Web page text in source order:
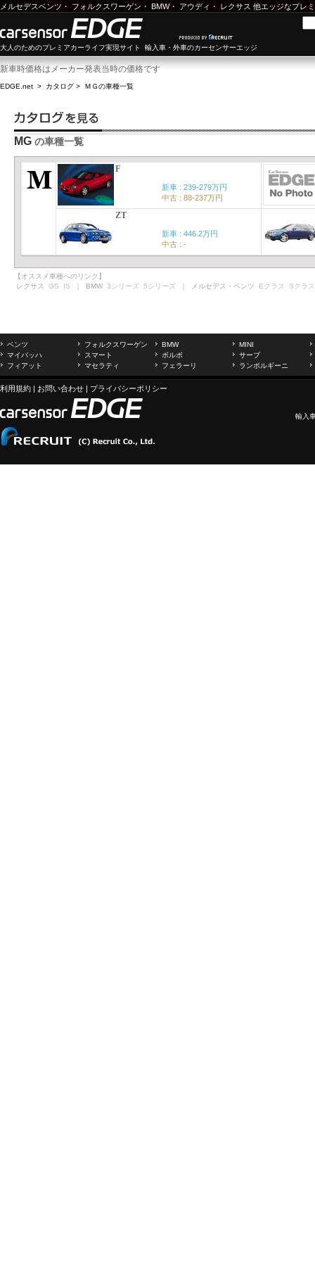
メルセデスベンツ ・ フォルクスワーゲン ・ BMW・ アウディ ・ レクサス 他エッジなプレ
大人のためのプレミアカーライフ実現サイト 輸入車・外車のカーセンサーエッジ
新車時価格はメーカー発表当時の価格です
EDGE.net > カタログ > ＭＧの車種一覧
MG の車種一覧
F
新車 : 239-279万円
中古 : 88-237万円
ZT
新車 : 446.2万円
中古 : -
【オススメ車種へのリンク】
レクサス GS IS ｜ BMW 3シリーズ 5シリーズ ｜ メルセデス・ベンツ Eクラス Sクラス
ベンツ フォルクスワーゲン BMW
MINI
マイバッハ
スマート ボルボ
サーブ
フィアット
マセラティ フェラーリ ランボルギーニ
利用規約 | お問い合わせ | プライバシーポリシー
輸入